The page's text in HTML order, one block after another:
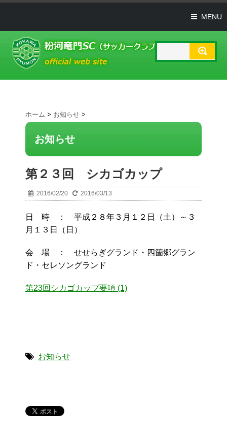
MENU
ホーム > お知らせ >
お知らせ
第２３回 シカゴカップ
2016/02/20 2016/03/13
日 時 ： 平成２８年３月１２日（土）～３
月１３日（日）
会 場 ： せせらぎグランド・四箇郷グラン
ド・セレソングランド
第23回シカゴカップ要項 (1)
お知らせ